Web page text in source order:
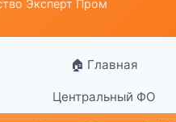
Эксперт Пром
🏠 Главная
Центральный ФО